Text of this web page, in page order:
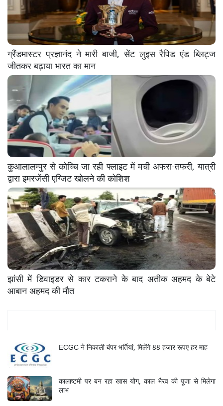
ग्रैंडमास्टर प्रज्ञानंद ने मारी बाजी, सेंट लुइस रैपिड एंड ब्लिट्ज
जीतकर बढ़ाया भारत का मान
कुआलालम्पुर से कोच्चि जा रही फ्लाइट में मची अफरा-तफरी, यात्री
द्वारा इमरजेंसी एग्जिट खोलने की कोशिश
झांसी में डिवाइडर से कार टकराने के बाद अतीक अहमद के बेटे
आबान अहमद की मौत
ECGC ने निकाली बंपर भर्तियां, मिलेंगे 88 हजार रूपए हर माह
कालाष्टमी पर बन रहा खास योग, काल भैरव की पूजा से मिलेगा
लाभ